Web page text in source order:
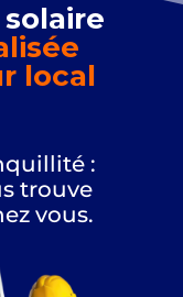
local
:
trouve
vous.